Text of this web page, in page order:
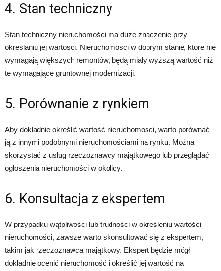
4. Stan techniczny
Stan techniczny nieruchomości ma duże znaczenie przy
określaniu jej wartości. Nieruchomości w dobrym stanie, które nie
wymagają większych remontów, będą miały wyższą wartość niż
te wymagające gruntownej modernizacji.
5. Porównanie z rynkiem
Aby dokładnie określić wartość nieruchomości, warto porównać
ją z innymi podobnymi nieruchomościami na rynku. Można
skorzystać z usług rzeczoznawcy majątkowego lub przeglądać
ogłoszenia nieruchomości w okolicy.
6. Konsultacja z ekspertem
W przypadku wątpliwości lub trudności w określeniu wartości
nieruchomości, zawsze warto skonsultować się z ekspertem,
takim jak rzeczoznawca majątkowy. Ekspert będzie mógł
dokładnie ocenić nieruchomość i określić jej wartość na